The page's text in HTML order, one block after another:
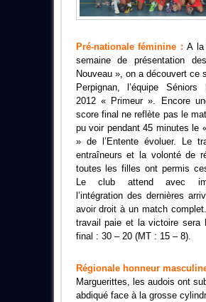
Pré-nationale féminine : A
semaine de présentation
Nouveau », on a découvert ce
Perpignan, l’équipe Séniors
2012 « Primeur ». Encore
score final ne reflète pas le
pu voir pendant 45 minutes le
» de l’Entente évoluer. Le
entraîneurs et la volonté de
toutes les filles ont permis
Le club attend avec
l’intégration des dernières
avoir droit à un match
travail paie et la victoire sera
final : 30 – 20 (MT : 15 – 8).
Régionale honneur
Marguerittes, les audois ont
abdiqué face à la grosse